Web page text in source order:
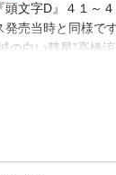
頭文字D』４１～
発売当時と同様です
の白い彗星”高橋
す！同じ女性を愛